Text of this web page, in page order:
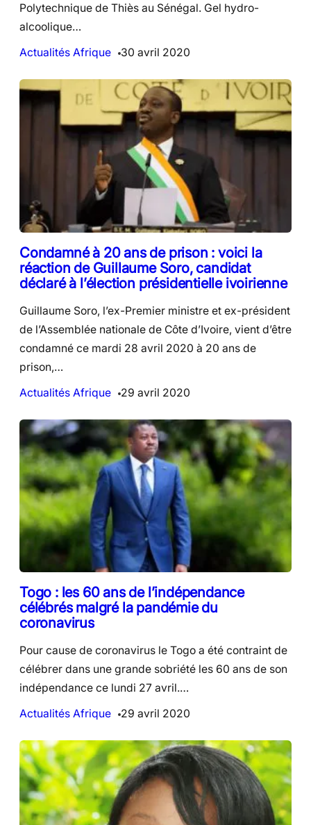
Polytechnique de Thiès au Sénégal. Gel hydro-
alcoolique…
Actualités Afrique
30 avril 2020
Condamné à 20 ans de prison : voici la
réaction de Guillaume Soro, candidat
déclaré à l’élection présidentielle ivoirienne
Guillaume Soro, l’ex-Premier ministre et ex-président
de l’Assemblée nationale de Côte d’Ivoire, vient d’être
condamné ce mardi 28 avril 2020 à 20 ans de
prison,…
Actualités Afrique
29 avril 2020
Togo : les 60 ans de l’indépendance
célébrés malgré la pandémie du
coronavirus
Pour cause de coronavirus le Togo a été contraint de
célébrer dans une grande sobriété les 60 ans de son
indépendance ce lundi 27 avril.…
Actualités Afrique
29 avril 2020